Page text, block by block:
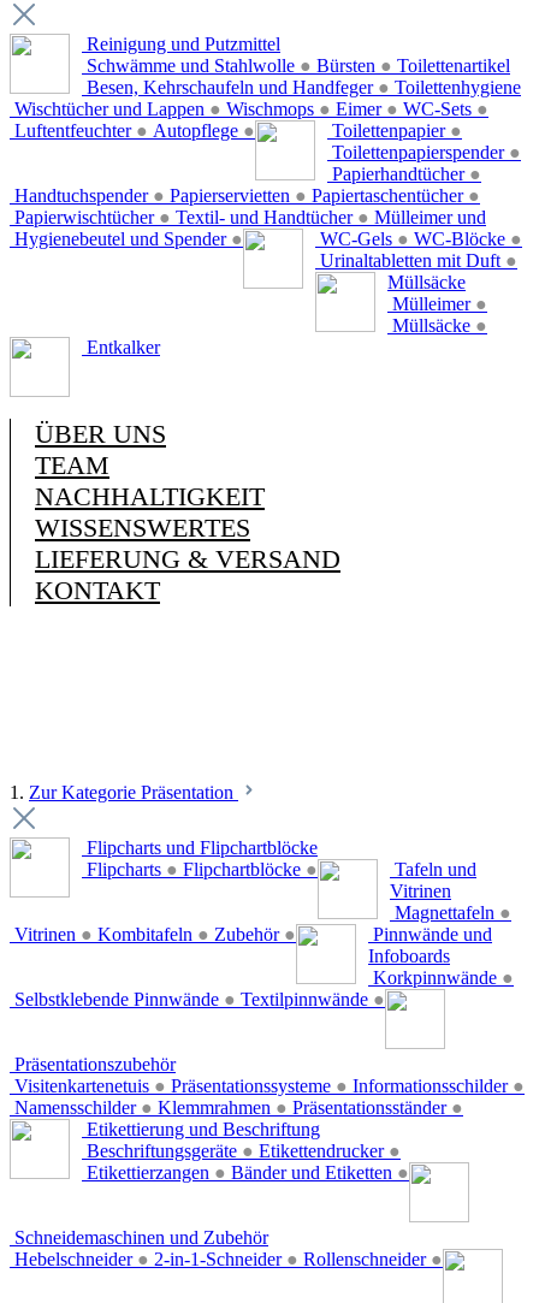
Reinigung und Putzmittel
Schwämme und Stahlwolle ● Bürsten ●
Besen, Kehrschaufeln und Handfeger ●
Wischtücher und Lappen ● Wischmops ● Eimer ● WC-Sets ●
Luftentfeuchter ● Autopflege ●
Toilettenartikel
Toilettenpapier ●
Toilettenpapierspender ●
Papierhandtücher ●
Handtuchspender ● Papierservietten ● Papiertaschentücher ●
Papierwischtücher ● Textil- und Handtücher ●
Hygienebeutel und Spender ●
Toilettenhygiene
WC-Gels ● WC-Blöcke ●
Urinaltabletten mit Duft ●
Mülleimer und
Müllsäcke
Mülleimer ●
Müllsäcke ●
Entkalker
ÜBER UNS
TEAM
NACHHALTIGKEIT
WISSENSWERTES
LIEFERUNG & VERSAND
KONTAKT
1. Zur Kategorie Präsentation
Flipcharts und Flipchartblöcke
Flipcharts ● Flipchartblöcke ●
Tafeln und
Vitrinen
Magnettafeln ●
Vitrinen ● Kombitafeln ● Zubehör ●
Pinnwände und
Infoboards
Korkpinnwände ●
Selbstklebende Pinnwände ● Textilpinnwände ●
Präsentationszubehör
Visitenkartenetuis ● Präsentationssysteme ● Informationsschilder ●
Namensschilder ● Klemmrahmen ● Präsentationsständer ●
Etikettierung und Beschriftung
Beschriftungsgeräte ● Etikettendrucker ●
Etikettierzangen ● Bänder und Etiketten ●
Schneidemaschinen und Zubehör
Hebelschneider ● 2-in-1-Schneider ● Rollenschneider ●